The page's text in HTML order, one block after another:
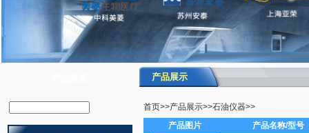
产品展示
首页>>产品展示>>石油仪器>>
产品图片
产品名称/型号